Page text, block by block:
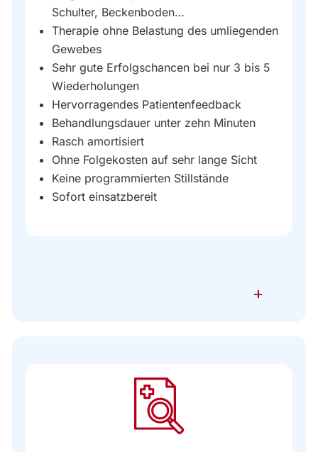
Schulter, Beckenboden…
Therapie ohne Belastung des umliegenden
Gewebes
Sehr gute Erfolgschancen bei nur 3 bis 5
Wiederholungen
Hervorragendes Patientenfeedback
Behandlungsdauer unter zehn Minuten
Rasch amortisiert
Ohne Folgekosten auf sehr lange Sicht
Keine programmierten Stillstände
Sofort einsatzbereit
+